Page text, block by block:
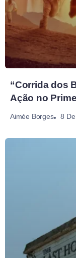
“Corrida dos
Ação no
Aimée Borges 8